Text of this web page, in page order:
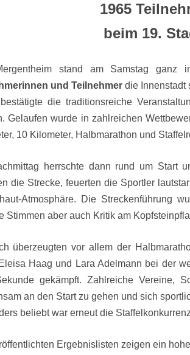
1965
beim 19.
stand am Samstag
und Teilnehmerdie Innenstadt
die traditionsreiche
Gelaufen wurde in zahlreichen
10 Kilometer, Halbmarathon und
herrschte dann rund um Start
die Strecke, feuerten die Sportler
Atmosphäre. Die Streckenführung
Stimmen aber auch Kritik am
überzeugten vor allem der
Haag und Lara Adelmann bei der
gekämpft. Zahlreiche Vereine,
an den Start zu gehen und sich
beliebt war erneut die
Ergebnislisten zeigen ein